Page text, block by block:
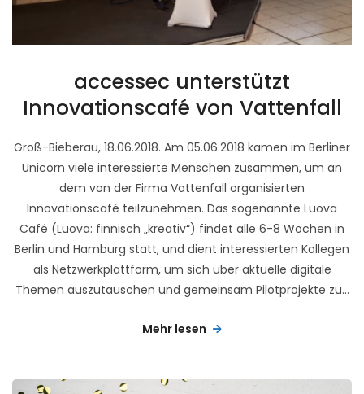
accessec unterstützt
Innovationscafé von Vattenfall
Groß-Bieberau, 18.06.2018. Am 05.06.2018 kamen im Berliner
Unicorn viele interessierte Menschen zusammen, um an
dem von der Firma Vattenfall organisierten
Innovationscafé teilzunehmen. Das sogenannte Luova
Café (Luova: finnisch „kreativ“) findet alle 6-8 Wochen in
Berlin und Hamburg statt, und dient interessierten Kollegen
als Netzwerkplattform, um sich über aktuelle digitale
Themen auszutauschen und gemeinsam Pilotprojekte zu...
Mehr lesen